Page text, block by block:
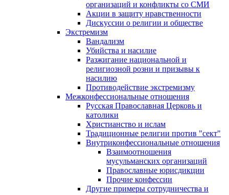
организаций и конфликты со СМИ
Акции в защиту нравственности
Дискуссии о религии и обществе
Экстремизм
Вандализм
Убийства и насилие
Разжигание национальной и
религиозной розни и призывы к
насилию
Противодействие экстремизму
Межконфессиональные отношения
Русская Православная Церковь и
католики
Христианство и ислам
Традиционные религии против "сект"
Внутриконфессиональные отношения
Взаимоотношения
мусульманских организаций
Православные юрисдикции
Прочие конфессии
Другие примеры сотрудничества и